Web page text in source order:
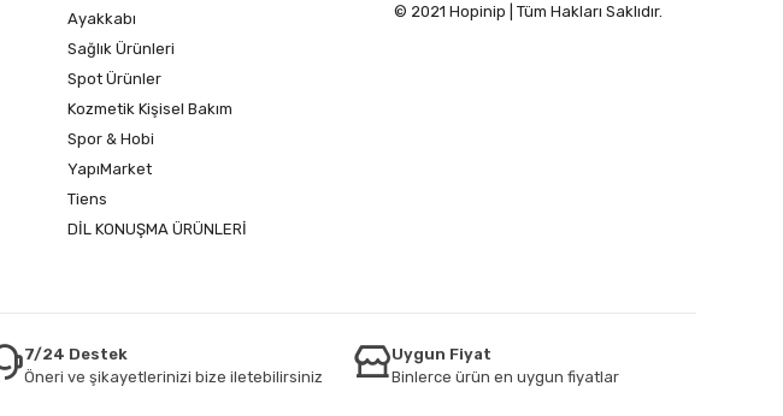
Ayakkabı
Sağlık Ürünleri
Spot Ürünler
Kozmetik Kişisel Bakım
Spor & Hobi
YapıMarket
Tiens
DİL KONUŞMA ÜRÜNLERİ
© 2021 Hopinip | Tüm Hakları Saklıdır.
7/24 Destek
Öneri ve şikayetlerinizi bize iletebilirsiniz
Uygun Fiyat
Binlerce ürün en uygun fiyatlar